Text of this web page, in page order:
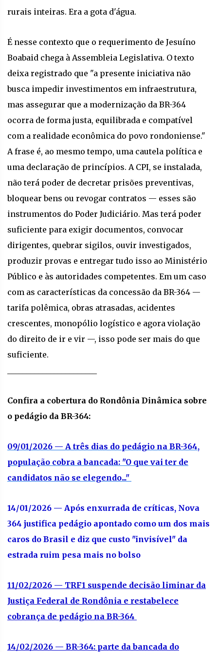
rurais inteiras. Era a gota d'água.
É nesse contexto que o requerimento de Jesuíno
Boabaid chega à Assembleia Legislativa. O texto
deixa registrado que "a presente iniciativa não
busca impedir investimentos em infraestrutura,
mas assegurar que a modernização da BR-364
ocorra de forma justa, equilibrada e compatível
com a realidade econômica do povo rondoniense."
A frase é, ao mesmo tempo, uma cautela política e
uma declaração de princípios. A CPI, se instalada,
não terá poder de decretar prisões preventivas,
bloquear bens ou revogar contratos — esses são
instrumentos do Poder Judiciário. Mas terá poder
suficiente para exigir documentos, convocar
dirigentes, quebrar sigilos, ouvir investigados,
produzir provas e entregar tudo isso ao Ministério
Público e às autoridades competentes. Em um caso
com as características da concessão da BR-364 —
tarifa polêmica, obras atrasadas, acidentes
crescentes, monopólio logístico e agora violação
do direito de ir e vir —, isso pode ser mais do que
suficiente.
Confira a cobertura do Rondônia Dinâmica sobre
o pedágio da BR-364:
09/01/2026 — A três dias do pedágio na BR-364,
população cobra a bancada: "O que vai ter de
candidatos não se elegendo..."
14/01/2026 — Após enxurrada de críticas, Nova
364 justifica pedágio apontado como um dos mais
caros do Brasil e diz que custo "invisível" da
estrada ruim pesa mais no bolso
11/02/2026 — TRF1 suspende decisão liminar da
Justiça Federal de Rondônia e restabelece
cobrança de pedágio na BR-364
14/02/2026 — BR-364: parte da bancada do